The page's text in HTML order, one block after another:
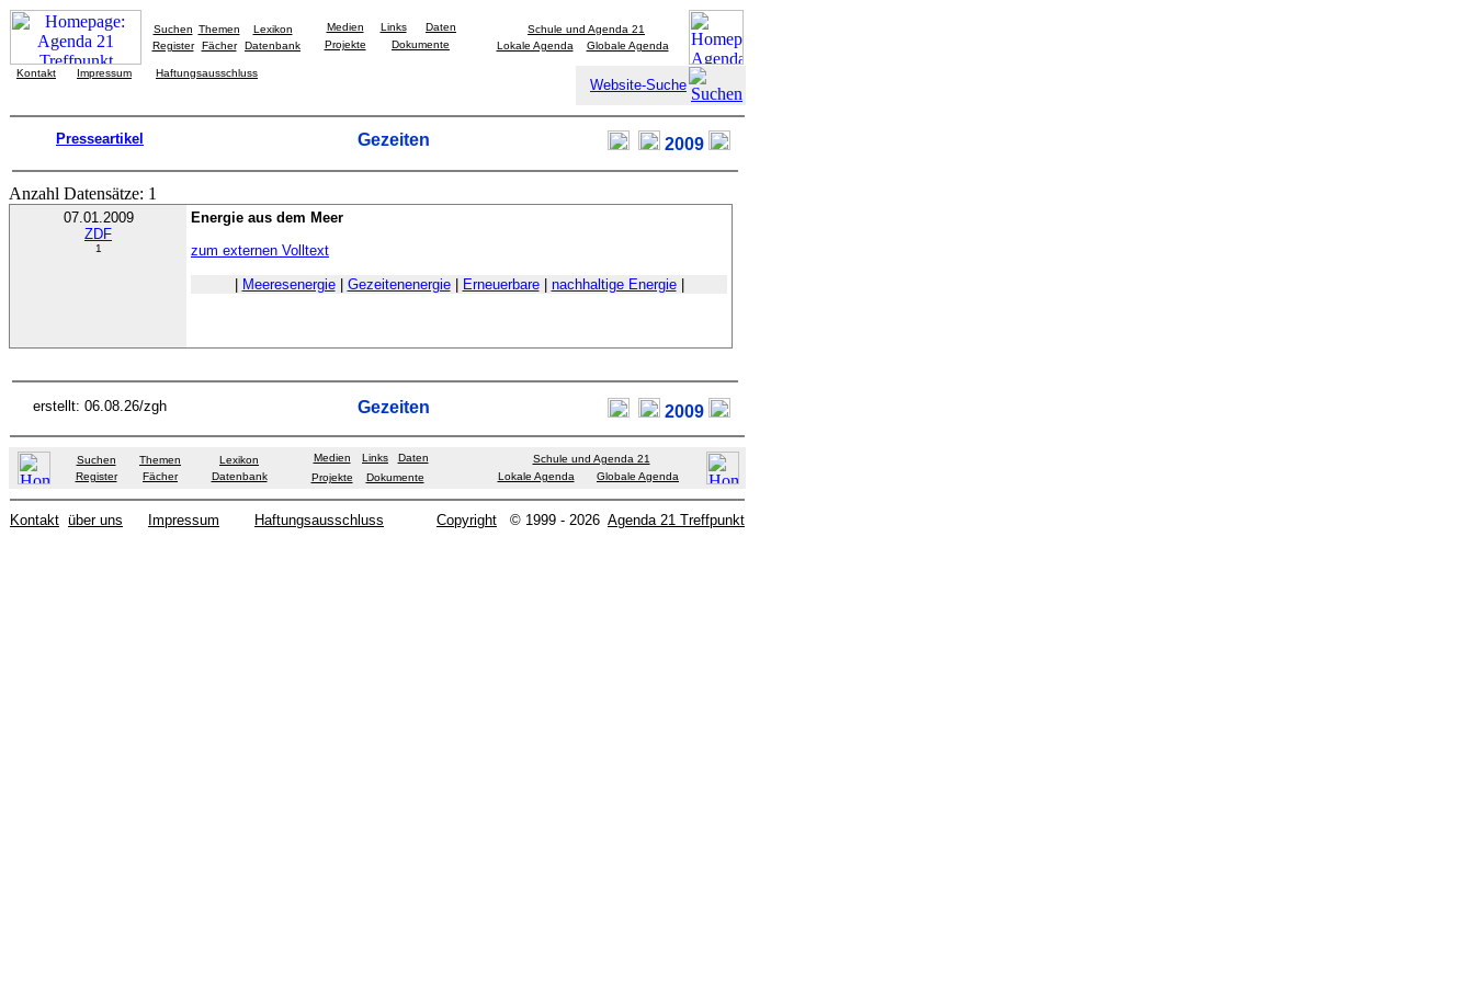
Suchen Themen
Lexikon
Register
Fächer Datenbank
Medien Links
Daten
Projekte
Dokumente
Schule und Agenda 21
Lokale Agenda
Globale Agenda
Kontakt Impressum Haftungsausschluss
Website-Suche
Presseartikel Gezeiten 2009
Anzahl Datensätze: 1
07.01.2009
ZDF
1
Energie aus dem Meer
zum externen Volltext
Meeresenergie| Gezeitenenergie| Erneuerbare| nachhaltige Energie|
erstellt: 06.08.26/zgh Gezeiten 2009
Suchen Themen
Lexikon
Register
Fächer Datenbank
Medien Links
Daten
Projekte
Dokumente
Schule und Agenda 21
Lokale Agenda
Globale Agenda
Kontakt über uns Impressum Haftungsausschluss Copyright © 1999 - 2026 Agenda 21 Treffpunkt